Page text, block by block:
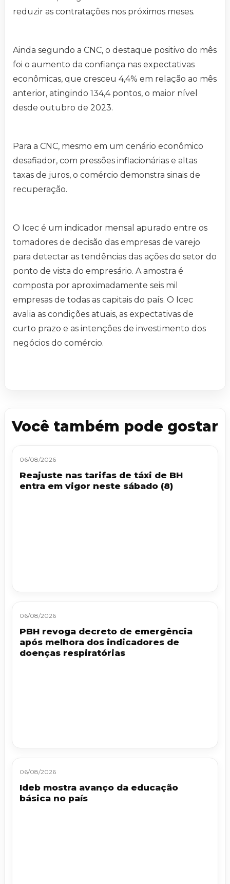
reduzir as contratações nos próximos meses.
Ainda segundo a CNC, o destaque positivo do mês
foi o aumento da confiança nas expectativas
econômicas, que cresceu 4,4% em relação ao mês
anterior, atingindo 134,4 pontos, o maior nível
desde outubro de 2023.
Para a CNC, mesmo em um cenário econômico
desafiador, com pressões inflacionárias e altas
taxas de juros, o comércio demonstra sinais de
recuperação.
O Icec é um indicador mensal apurado entre os
tomadores de decisão das empresas de varejo
para detectar as tendências das ações do setor do
ponto de vista do empresário. A amostra é
composta por aproximadamente seis mil
empresas de todas as capitais do país. O Icec
avalia as condições atuais, as expectativas de
curto prazo e as intenções de investimento dos
negócios do comércio.
Você também pode gostar
06/08/2026
Reajuste nas tarifas de táxi de BH
entra em vigor neste sábado (8)
06/08/2026
PBH revoga decreto de emergência
após melhora dos indicadores de
doenças respiratórias
06/08/2026
Ideb mostra avanço da educação
básica no país